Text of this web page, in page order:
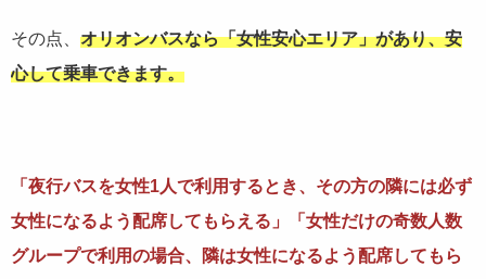
その点、 オリオンバスなら「女性安心エリア」があり、安
心して乗車できます。
「夜行バスを女性1人で利用するとき、その方の隣には必ず
女性になるよう配席してもらえる」「女性だけの奇数人数
グループで利用の場合、隣は女性になるよう配席してもら